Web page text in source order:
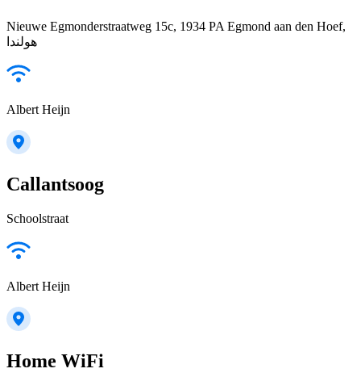
Nieuwe Egmonderstraatweg 15c, 1934 PA Egmond aan den Hoef,
هولندا
Albert Heijn
Callantsoog
Schoolstraat
Albert Heijn
Home WiFi